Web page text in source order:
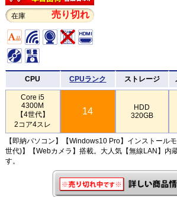
在庫 売り切れ
CPU CPUランク ストレージ
Core i5
4300M
【4世代】
2コア4スレ
14
HDD
320GB
【即納パソコン】【Windows10 Pro】インストール
世代)】【Webカメラ】搭載。大人気【無線LAN】内
す。